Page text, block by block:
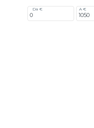
Da € A €